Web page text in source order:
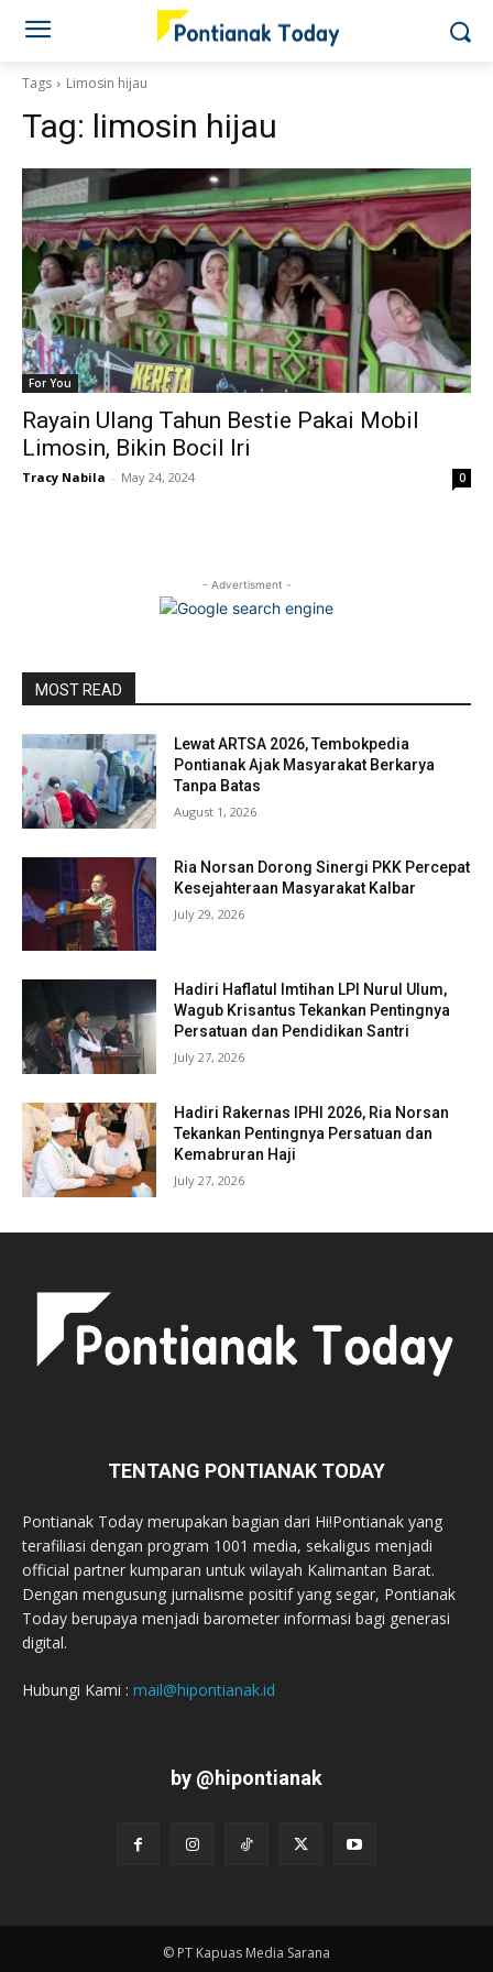
Tags Limosin hijau
Tag: limosin hijau
For You
Rayain Ulang Tahun Bestie Pakai Mobil
Limosin, Bikin Bocil Iri
Tracy Nabila - May 24, 2024 0
- Advertisment -
MOST READ
Lewat ARTSA 2026, Tembokpedia
Pontianak Ajak Masyarakat Berkarya
Tanpa Batas
August 1, 2026
Ria Norsan Dorong Sinergi PKK Percepat
Kesejahteraan Masyarakat Kalbar
July 29, 2026
Hadiri Haflatul Imtihan LPI Nurul Ulum,
Wagub Krisantus Tekankan Pentingnya
Persatuan dan Pendidikan Santri
July 27, 2026
Hadiri Rakernas IPHI 2026, Ria Norsan
Tekankan Pentingnya Persatuan dan
Kemabruran Haji
July 27, 2026
TENTANG PONTIANAK TODAY
Pontianak Today merupakan bagian dari Hi!Pontianak yang
terafiliasi dengan program 1001 media, sekaligus menjadi
official partner kumparan untuk wilayah Kalimantan Barat.
Dengan mengusung jurnalisme positif yang segar, Pontianak
Today berupaya menjadi barometer informasi bagi generasi
digital.
Hubungi Kami : mail@hipontianak.id
by @hipontianak
© PT Kapuas Media Sarana